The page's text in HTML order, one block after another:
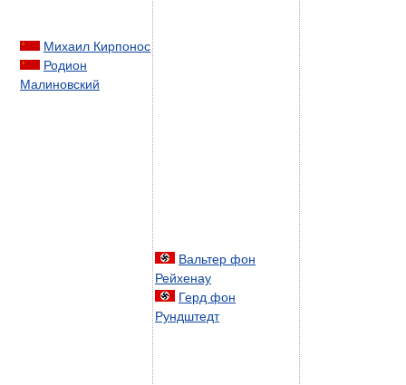
Михаил Кирпонос
Родион
Малиновский
Вальтер фон
Рейхенау
Герд фон
Рундштедт